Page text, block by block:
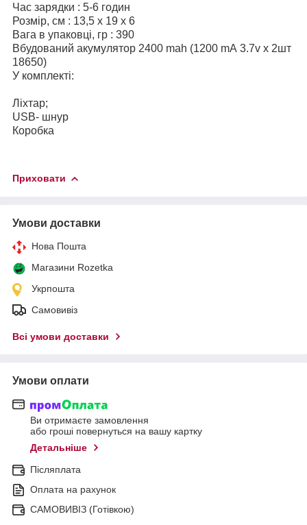
Час зарядки : 5-6 годин
Розмір, см : 13,5 х 19 х 6
Вага в упаковці, гр : 390
Вбудований акумулятор 2400 mah (1200 mA 3.7v x 2шт
18650)
У комплекті:
Ліхтар;
USB- шнур
Коробка
Приховати
Умови доставки
Нова Пошта
Магазини Rozetka
Укрпошта
Самовивіз
Всі умови доставки
Умови оплати
Ви отримаєте замовлення
або гроші повернуться на вашу картку
Детальніше
Післяплата
Оплата на рахунок
САМОВИВІЗ (Готівкою)